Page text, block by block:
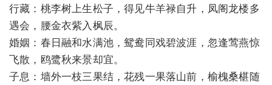
行藏：桃李树上生松子，得见牛羊禄自升，凤阁龙楼多
遇会，腰金衣紫入枫辰。
婚姻：春日融和水满池，鸳鸯同戏碧波涯，忽逢莺燕惊
飞散，鸥鹭秋来景却宜。
子息：墙外一枝三果结，花残一果落山前，榆槐桑椹随